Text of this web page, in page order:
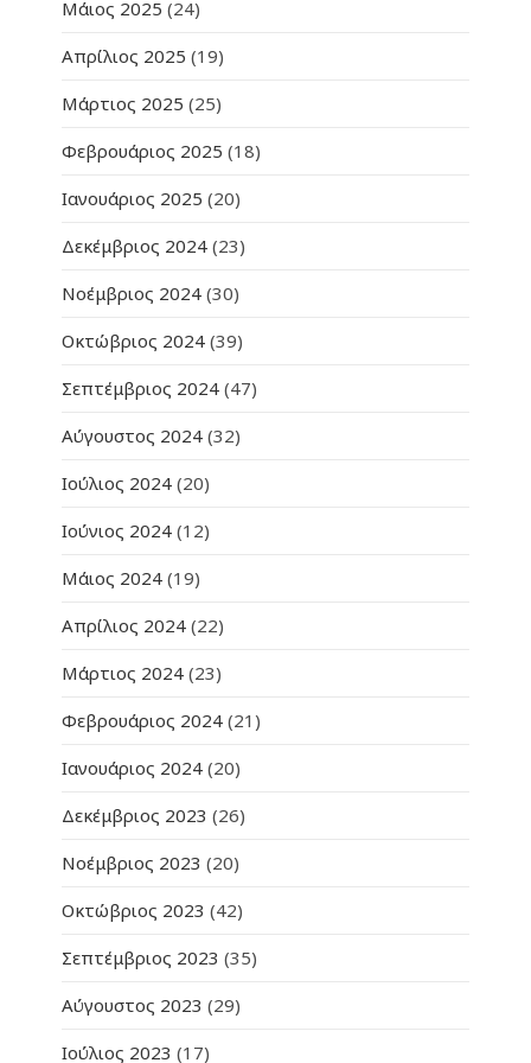
Μάιος 2025 (24)
Απρίλιος 2025 (19)
Μάρτιος 2025 (25)
Φεβρουάριος 2025 (18)
Ιανουάριος 2025 (20)
Δεκέμβριος 2024 (23)
Νοέμβριος 2024 (30)
Οκτώβριος 2024 (39)
Σεπτέμβριος 2024 (47)
Αύγουστος 2024 (32)
Ιούλιος 2024 (20)
Ιούνιος 2024 (12)
Μάιος 2024 (19)
Απρίλιος 2024 (22)
Μάρτιος 2024 (23)
Φεβρουάριος 2024 (21)
Ιανουάριος 2024 (20)
Δεκέμβριος 2023 (26)
Νοέμβριος 2023 (20)
Οκτώβριος 2023 (42)
Σεπτέμβριος 2023 (35)
Αύγουστος 2023 (29)
Ιούλιος 2023 (17)